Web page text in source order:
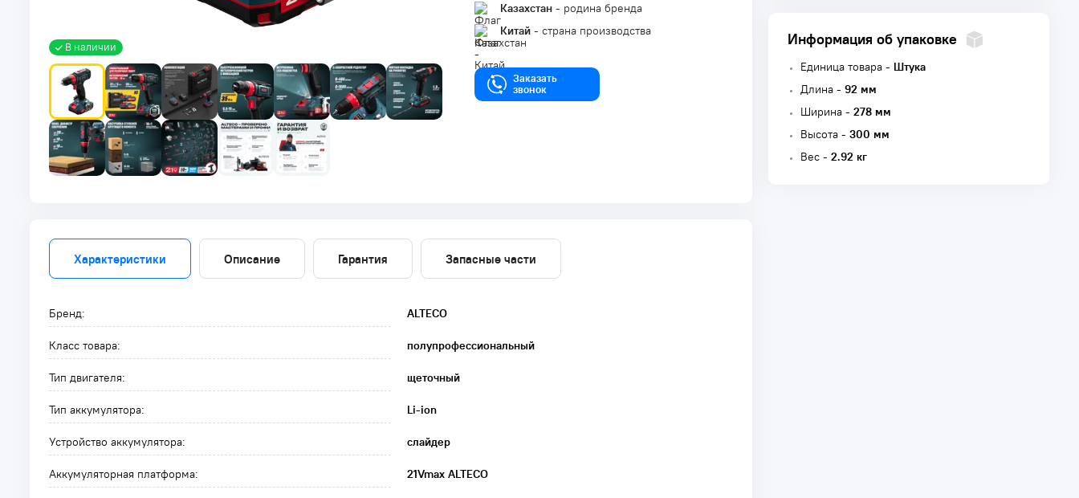
В наличии
Казахстан - родина бренда
Китай - страна производства
Заказать
звонок
Информация об упаковке
Единица товара - Штука
Длина - 92 мм
Ширина - 278 мм
Высота - 300 мм
Вес - 2.92 кг
Характеристики Описание Гарантия Запасные части
Бренд: ALTECO
Класс товара: полупрофессиональный
Тип двигателя: щеточный
Тип аккумулятора: Li-ion
Устройство аккумулятора: слайдер
Аккумуляторная платформа: 21Vmax ALTECO